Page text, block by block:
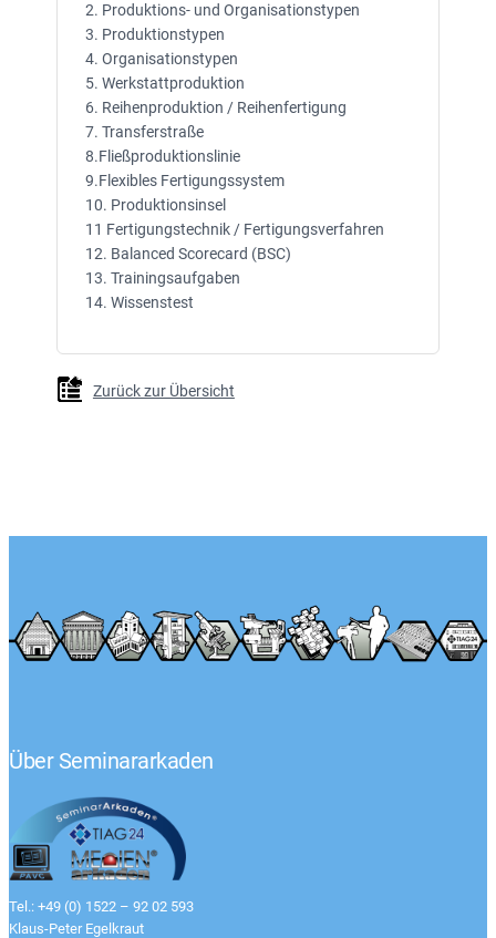
2. Produktions- und Organisationstypen
3. Produktionstypen
4. Organisationstypen
5. Werkstattproduktion
6. Reihenproduktion / Reihenfertigung
7. Transferstraße
8.Fließproduktionslinie
9.Flexibles Fertigungssystem
10. Produktionsinsel
11 Fertigungstechnik / Fertigungsverfahren
12. Balanced Scorecard (BSC)
13. Trainingsaufgaben
14. Wissenstest
Zurück zur Übersicht
Über Seminararkaden
Tel.: +49 (0) 1522 – 92 02 593
Klaus-Peter Egelkraut